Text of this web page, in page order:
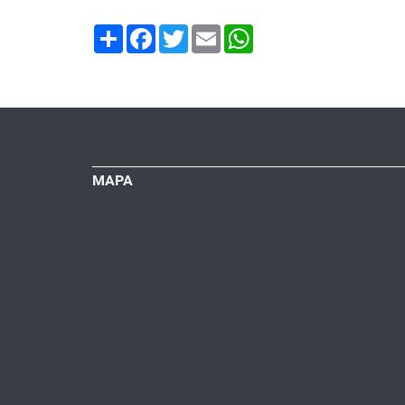
Share Facebook
TwitterEmail
MAPA